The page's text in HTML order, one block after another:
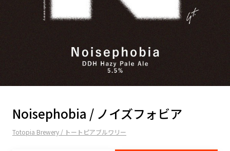
Noisephobia / ノイズフォビア
Totopia Brewery / トートピアブルワリー